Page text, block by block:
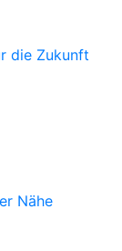
die Zukunft
Nähe